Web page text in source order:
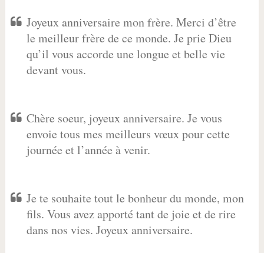
Joyeux anniversaire mon frère. Merci d’être
le meilleur frère de ce monde. Je prie Dieu
qu’il vous accorde une longue et belle vie
devant vous.
Chère soeur, joyeux anniversaire. Je vous
envoie tous mes meilleurs vœux pour cette
journée et l’année à venir.
Je te souhaite tout le bonheur du monde, mon
fils. Vous avez apporté tant de joie et de rire
dans nos vies. Joyeux anniversaire.